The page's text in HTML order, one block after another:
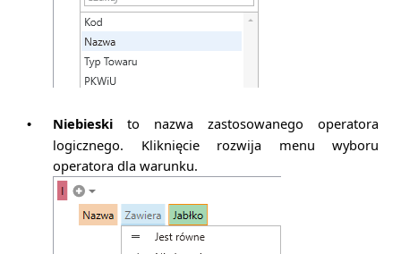
• Niebieski to nazwa zastosowanego operatora
logicznego. Kliknięcie rozwija menu wyboru
operatora dla warunku.